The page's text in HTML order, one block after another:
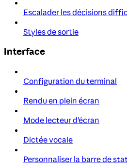
Escalader les décisions
Styles de sortie
Interface
Configuration du terminal
Rendu en plein écran
Mode lecteur d'écran
Dictée vocale
Personnaliser la barre de